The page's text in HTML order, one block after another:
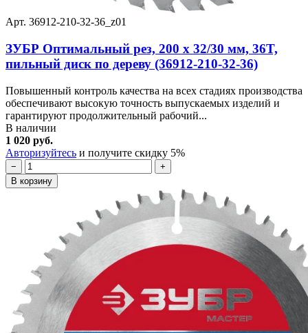
Арт. 36912-210-32-36_z01
ЗУБР Оптимальный рез, 200 x 32/30 мм, 36T,
пильный диск по дереву (36912-210-32-36)
Повышенный контроль качества на всех стадиях производства
обеспечивают высокую точность выпускаемых изделий и
гарантируют продолжительный рабочий...
В наличии
1 020 руб.
Авторизуйтесь и получите скидку 5%
−
+
В корзину